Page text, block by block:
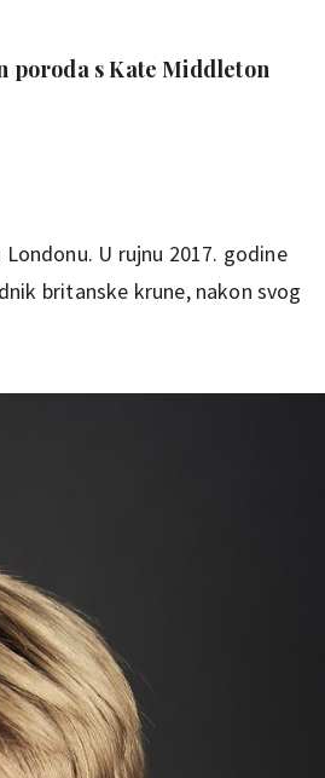
poroda s Kate Middleton
U rujnu 2017. godine
britanske krune, nakon svog